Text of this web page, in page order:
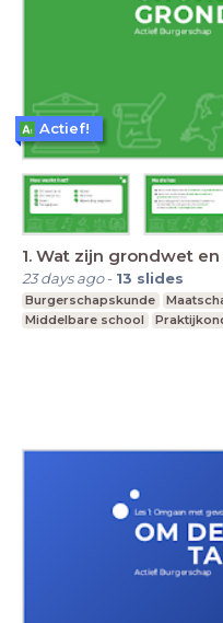
1. Wat zijn grondwet
23 days ago- 13 slides
Burgerschapskunde
Middelbare school
Actief!